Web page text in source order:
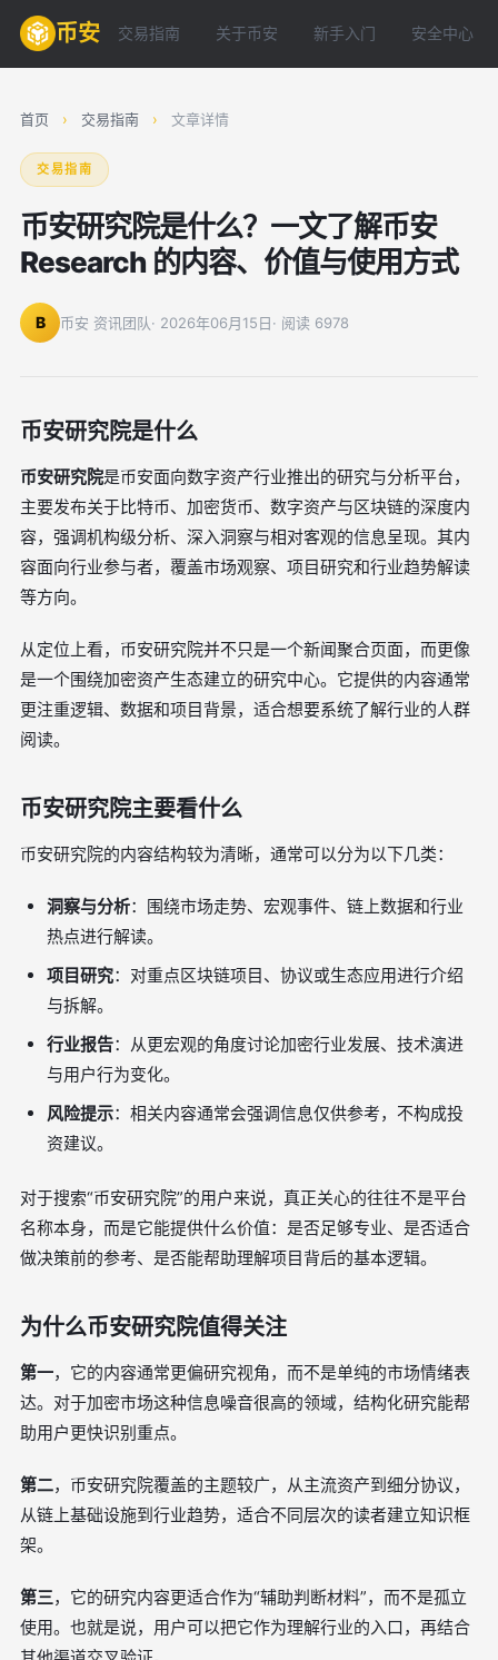
币安 交易指南 关于币安 新手入门 安全中心
首页 › 交易指南 › 文章详情
交易指南
币安研究院是什么？一文了解币安
Research 的内容、价值与使用方式
B 币安 资讯团队· 2026年06月15日· 阅读 6978
币安研究院是什么
币安研究院是币安面向数字资产行业推出的研究与分析平台，
主要发布关于比特币、加密货币、数字资产与区块链的深度内
容，强调机构级分析、深入洞察与相对客观的信息呈现。其内
容面向行业参与者，覆盖市场观察、项目研究和行业趋势解读
等方向。
从定位上看，币安研究院并不只是一个新闻聚合页面，而更像
是一个围绕加密资产生态建立的研究中心。它提供的内容通常
更注重逻辑、数据和项目背景，适合想要系统了解行业的人群
阅读。
币安研究院主要看什么
币安研究院的内容结构较为清晰，通常可以分为以下几类：
洞察与分析：围绕市场走势、宏观事件、链上数据和行业
热点进行解读。
项目研究：对重点区块链项目、协议或生态应用进行介绍
与拆解。
行业报告：从更宏观的角度讨论加密行业发展、技术演进
与用户行为变化。
风险提示：相关内容通常会强调信息仅供参考，不构成投
资建议。
对于搜索“币安研究院”的用户来说，真正关心的往往不是平台
名称本身，而是它能提供什么价值：是否足够专业、是否适合
做决策前的参考、是否能帮助理解项目背后的基本逻辑。
为什么币安研究院值得关注
第一，它的内容通常更偏研究视角，而不是单纯的市场情绪表
达。对于加密市场这种信息噪音很高的领域，结构化研究能帮
助用户更快识别重点。
第二，币安研究院覆盖的主题较广，从主流资产到细分协议，
从链上基础设施到行业趋势，适合不同层次的读者建立知识框
架。
第三，它的研究内容更适合作为“辅助判断材料”，而不是孤立
使用。也就是说，用户可以把它作为理解行业的入口，再结合